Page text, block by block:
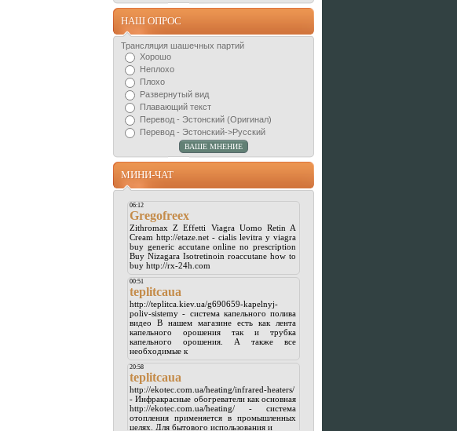
НАШ ОПРОС
Трансляция шашечных партий
Хорошо
Неплохо
Плохо
Развернутый вид
Плавающий текст
Перевод - Эстонский (Оригинал)
Перевод - Эстонский->Русский
МИНИ-ЧАТ